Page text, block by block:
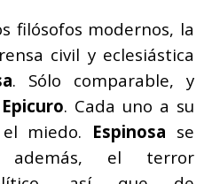
filósofos modernos, la
civil y eclesiástica
. Sólo comparable, y
Epicuro. Cada uno a su
miedo. Espinosa se
además, el terror